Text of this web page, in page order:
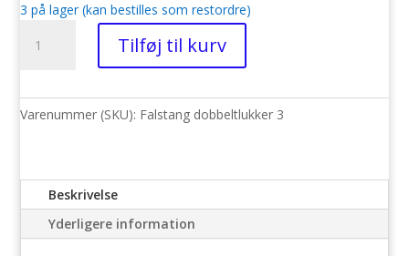
3 på lager (kan bestilles som restordre)
230mm
Tilføj til kurv
Varenummer (SKU): Falstang dobbeltlukker 3
Beskrivelse
Yderligere information